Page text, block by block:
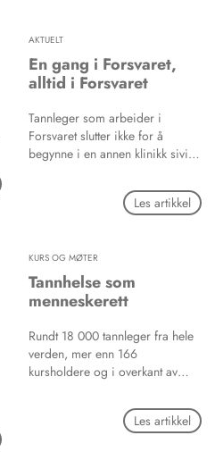
AKTUELT
En gang i Forsvaret,
alltid i Forsvaret
Tannleger som arbeider i
Forsvaret slutter ikke for å
begynne i en annen klinikk sivilt,
Les artikkel
KURS OG MØTER
Tannhelse som
menneskerett
Rundt 18 000 tannleger fra hele
verden, mer enn 166
kursholdere og i overkant av
101. kongress de siste dagene i
august, denne gangen i Istanbul.
Les artikkel